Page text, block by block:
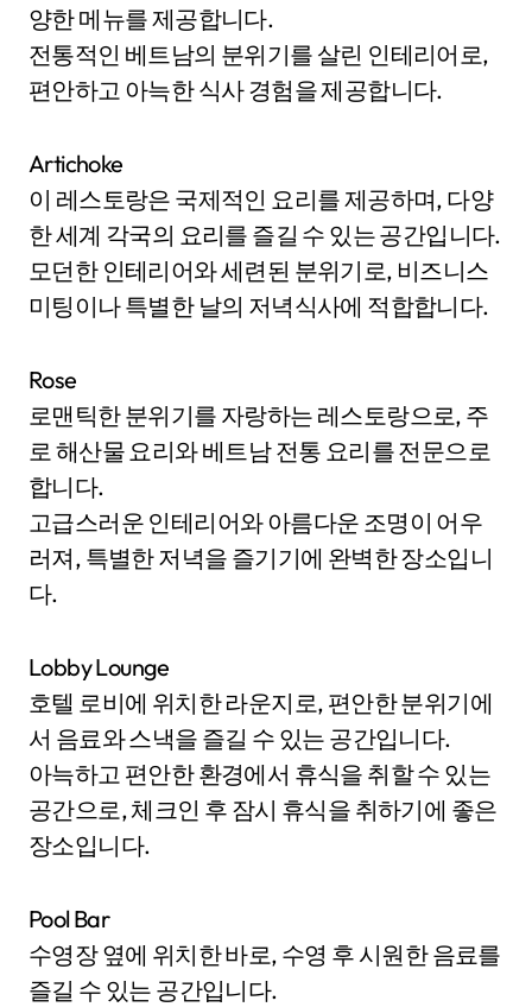
양한 메뉴를 제공합니다.
전통적인 베트남의 분위기를 살린 인테리어로,
편안하고 아늑한 식사 경험을 제공합니다.
Artichoke
이 레스토랑은 국제적인 요리를 제공하며, 다양
한 세계 각국의 요리를 즐길 수 있는 공간입니다.
모던한 인테리어와 세련된 분위기로, 비즈니스
미팅이나 특별한 날의 저녁식사에 적합합니다.
Rose
로맨틱한 분위기를 자랑하는 레스토랑으로, 주
로 해산물 요리와 베트남 전통 요리를 전문으로
합니다.
고급스러운 인테리어와 아름다운 조명이 어우
러져, 특별한 저녁을 즐기기에 완벽한 장소입니
다.
Lobby Lounge
호텔 로비에 위치한 라운지로, 편안한 분위기에
서 음료와 스낵을 즐길 수 있는 공간입니다.
아늑하고 편안한 환경에서 휴식을 취할 수 있는
공간으로, 체크인 후 잠시 휴식을 취하기에 좋은
장소입니다.
Pool Bar
수영장 옆에 위치한 바로, 수영 후 시원한 음료를
즐길 수 있는 공간입니다.